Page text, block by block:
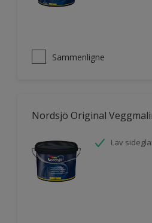
Sammenligne
Nordsjö Original
Lav